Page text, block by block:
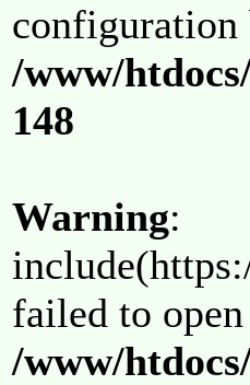
/www/
148
Warning:
failed to
/www/